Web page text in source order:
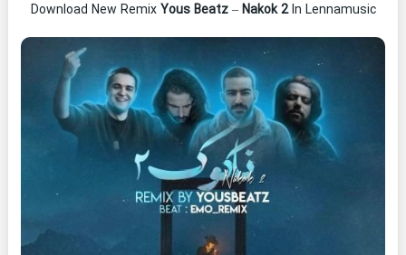
Download New Remix Yous Beatz– Nakok 2In Lennamusic